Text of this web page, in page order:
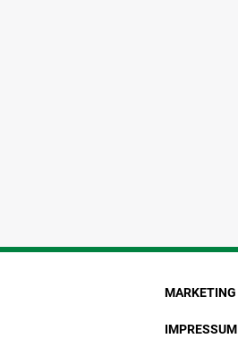
MARKETING
IMPRESSUM